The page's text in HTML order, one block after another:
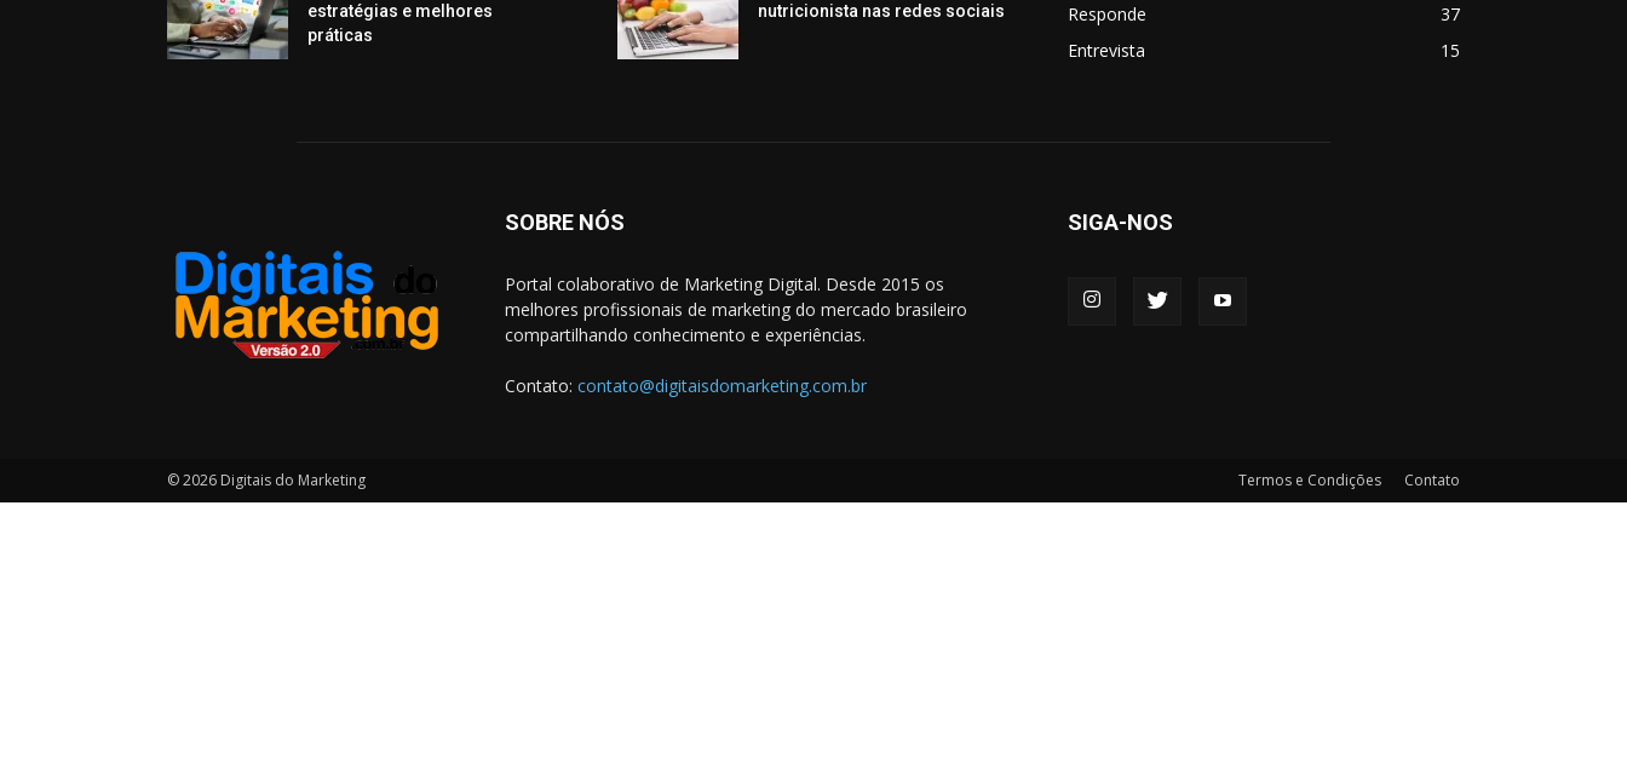
estratégias e melhores
práticas
nutricionista nas redes sociais
Responde
37
Entrevista
15
SOBRE NÓS
Portal colaborativo de Marketing Digital. Desde 2015 os
melhores profissionais de marketing do mercado brasileiro
compartilhando conhecimento e experiências.
Contato: contato@digitaisdomarketing.com.br
SIGA-NOS
Termos e Condições Contato
© 2026 Digitais do Marketing